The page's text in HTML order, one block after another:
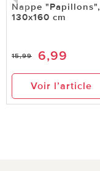
Nappe "Papillons",
130x160 cm
15,99 6,99
Voir l’article